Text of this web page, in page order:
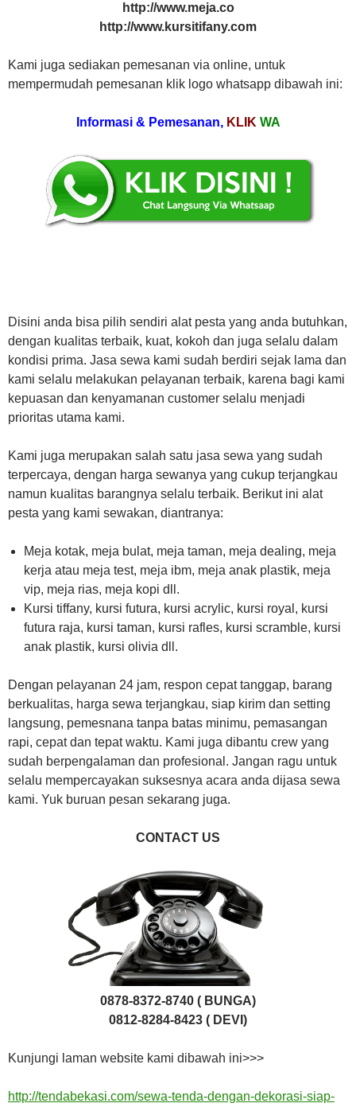
http://www.meja.co
http://www.kursitifany.com
Kami juga sediakan pemesanan via online, untuk
mempermudah pemesanan klik logo whatsapp dibawah ini:
Informasi & Pemesanan, KLIK WA
Disini anda bisa pilih sendiri alat pesta yang anda butuhkan,
dengan kualitas terbaik, kuat, kokoh dan juga selalu dalam
kondisi prima. Jasa sewa kami sudah berdiri sejak lama dan
kami selalu melakukan pelayanan terbaik, karena bagi kami
kepuasan dan kenyamanan customer selalu menjadi
prioritas utama kami.
Kami juga merupakan salah satu jasa sewa yang sudah
terpercaya, dengan harga sewanya yang cukup terjangkau
namun kualitas barangnya selalu terbaik. Berikut ini alat
pesta yang kami sewakan, diantranya:
Meja kotak, meja bulat, meja taman, meja dealing, meja
kerja atau meja test, meja ibm, meja anak plastik, meja
vip, meja rias, meja kopi dll.
Kursi tiffany, kursi futura, kursi acrylic, kursi royal, kursi
futura raja, kursi taman, kursi rafles, kursi scramble, kursi
anak plastik, kursi olivia dll.
Dengan pelayanan 24 jam, respon cepat tanggap, barang
berkualitas, harga sewa terjangkau, siap kirim dan setting
langsung, pemesnana tanpa batas minimu, pemasangan
rapi, cepat dan tepat waktu. Kami juga dibantu crew yang
sudah berpengalaman dan profesional. Jangan ragu untuk
selalu mempercayakan suksesnya acara anda dijasa sewa
kami. Yuk buruan pesan sekarang juga.
CONTACT US
0878-8372-8740 ( BUNGA)
0812-8284-8423 ( DEVI)
Kunjungi laman website kami dibawah ini>>>
http://tendabekasi.com/sewa-tenda-dengan-dekorasi-siap-